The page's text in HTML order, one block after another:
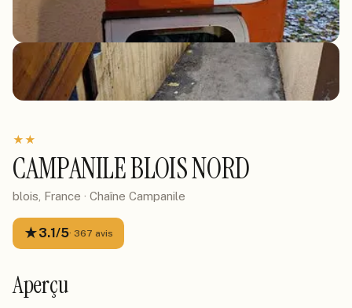
★★
CAMPANILE BLOIS NORD
blois, France · Chaîne Campanile
★3.1/5· 367 avis
Aperçu